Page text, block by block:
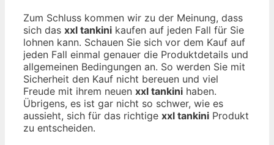
Zum Schluss kommen wir zu der Meinung, dass
sich das xxl tankini kaufen auf jeden Fall für Sie
lohnen kann. Schauen Sie sich vor dem Kauf auf
jeden Fall einmal genauer die Produktdetails und
allgemeinen Bedingungen an. So werden Sie mit
Sicherheit den Kauf nicht bereuen und viel
Freude mit ihrem neuen xxl tankini haben.
Übrigens, es ist gar nicht so schwer, wie es
aussieht, sich für das richtige xxl tankini Produkt
zu entscheiden.